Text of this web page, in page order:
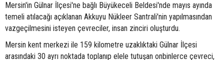
Mersin'in Gülnar İlçesi'ne bağlı Büyükeceli Beldesi'nde mayıs ayında
temeli atılacağı açıklanan Akkuyu Nükleer Santrali'nin yapılmasından
vazgeçilmesini isteyen çevreciler, insan zinciri oluşturdu.
Mersin kent merkezi ile 159 kilometre uzaklıktaki Gülnar İlçesi
arasındaki 30 ayrı noktada toplanıp elele tutuşan onbinlerce çevreci,